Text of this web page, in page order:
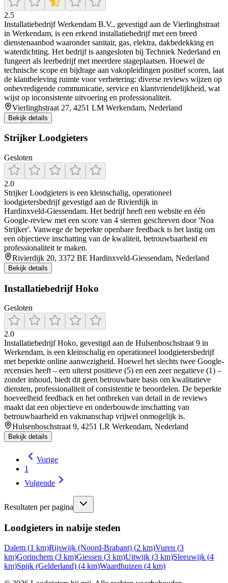
2.5
Installatiebedrijf Werkendam B.V., gevestigd aan de Vierlinghstraat
in Werkendam, is een erkend installatiebedrijf met een breed
dienstenaanbod waaronder sanitair, gas, elektra, dakbedekking en
waterdichting. Het bedrijf is aangesloten bij Techniek Nederland en
fungeert als leerbedrijf met meerdere stageplaatsen. Hoewel de
technische scope en bijdrage aan vakopleidingen positief scoren, laat
de klantbeleving ruimte voor verbetering: diverse reviews wijzen op
onbevredigende communicatie, service en klantvriendelijkheid, wat
wijst op inconsistente uitvoering en professionaliteit.
Vierlinghstraat 27, 4251 LM Werkendam, Nederland
Bekijk details
Strijker Loodgieters
Gesloten
2.0
Strijker Loodgieters is een kleinschalig, operationeel
loodgietersbedrijf gevestigd aan de Rivierdijk in
Hardinxveld‑Giessendam. Het bedrijf heeft een website en één
Google‑review met een score van 4 sterren geschreven door 'Noa
Strijker'. Vanwege de beperkte openbare feedback is het lastig om
een objectieve inschatting van de kwaliteit, betrouwbaarheid en
professionaliteit te maken.
Rivierdijk 20, 3372 BE Hardinxveld-Giessendam, Nederland
Bekijk details
Installatiebedrijf Hoko
Gesloten
2.0
Installatiebedrijf Hoko, gevestigd aan de Hulsenboschstraat 9 in
Werkendam, is een kleinschalig en operationeel loodgietersbedrijf
met beperkte online aanwezigheid. Hoewel het slechts twee Google-
recensies heeft – een uiterst positieve (5) en een zeer negatieve (1) –
zonder inhoud, biedt dit geen betrouwbare basis om kwalitatieve
diensten, professionaliteit of consistentie te beoordelen. De beperkte
hoeveelheid feedback en het ontbreken van detail in de reviews
maakt dat een objectieve en onderbouwde inschatting van
betrouwbaarheid en vakmanschap vrijwel onmogelijk is.
Hulsenboschstraat 9, 4251 LR Werkendam, Nederland
Bekijk details
Vorige
1
Volgende
Resultaten per pagina
Loodgieters in nabije steden
Dalem (1 km)Rijswijk (Noord-Brabant) (2 km)Vuren (3
km)Gorinchem (3 km)Giessen (3 km)Uitwijk (3 km)Sleeuwijk (4
km)Spijk (Gelderland) (4 km)Waardhuizen (4 km)